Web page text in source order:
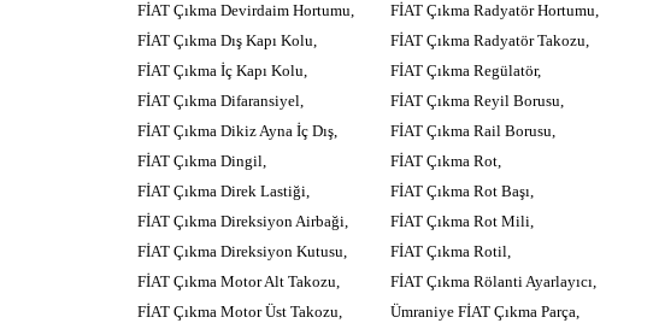
FİAT Çıkma Devirdaim Hortumu,
FİAT Çıkma Dış Kapı Kolu,
FİAT Çıkma İç Kapı Kolu,
FİAT Çıkma Difaransiyel,
FİAT Çıkma Dikiz Ayna İç Dış,
FİAT Çıkma Dingil,
FİAT Çıkma Direk Lastiği,
FİAT Çıkma Direksiyon Airbaği,
FİAT Çıkma Direksiyon Kutusu,
FİAT Çıkma Motor Alt Takozu,
FİAT Çıkma Motor Üst Takozu,
FİAT Çıkma Radyatör Hortumu,
FİAT Çıkma Radyatör Takozu,
FİAT Çıkma Regülatör,
FİAT Çıkma Reyil Borusu,
FİAT Çıkma Rail Borusu,
FİAT Çıkma Rot,
FİAT Çıkma Rot Başı,
FİAT Çıkma Rot Mili,
FİAT Çıkma Rotil,
FİAT Çıkma Rölanti Ayarlayıcı,
Ümraniye FİAT Çıkma Parça,